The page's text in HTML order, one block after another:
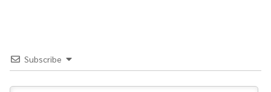
Subscribe